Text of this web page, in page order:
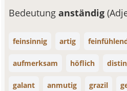
Bedeutunganständig
feinsinnig artig
aufmerksam höflich
galant anmutig grazil